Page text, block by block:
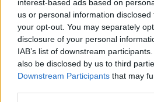
interest-based ads based on
us or personal information
your opt-out. You may separately
disclosure of your personal
IAB’s list of downstream
also be disclosed by us to third
Downstream Participants that may